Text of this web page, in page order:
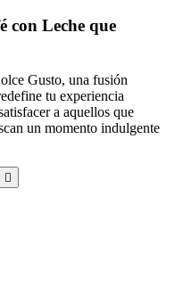
con Leche que
Gusto, una fusión
tu experiencia
a aquellos que
un momento indulgente
